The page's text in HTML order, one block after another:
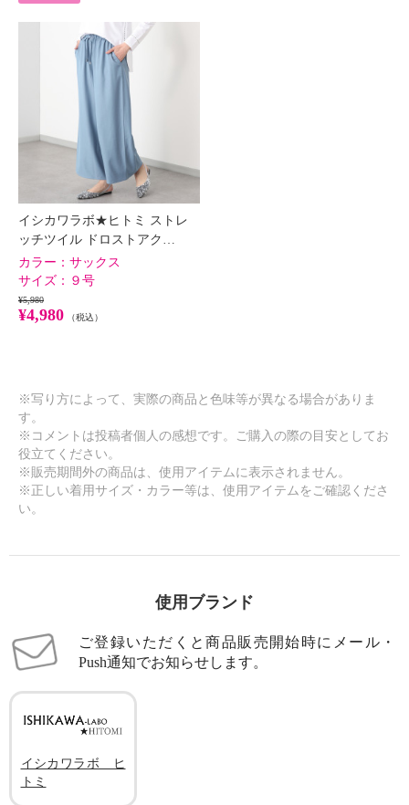
イシカワラボ★ヒトミ ストレ
ッチツイル ドロストアク…
カラー： サックス
サイズ： ９号
¥5,980
¥4,980 （税込）
※写り方によって、実際の商品と色味等が異なる場合がありま
す。
※コメントは投稿者個人の感想です。ご購入の際の目安としてお
役立てください。
※販売期間外の商品は、使用アイテムに表示されません。
※正しい着用サイズ・カラー等は、使用アイテムをご確認くださ
い。
使用ブランド
ご登録いただくと商品販売開始時にメール・
Push通知でお知らせします。
イシカワラボ ヒ
トミ